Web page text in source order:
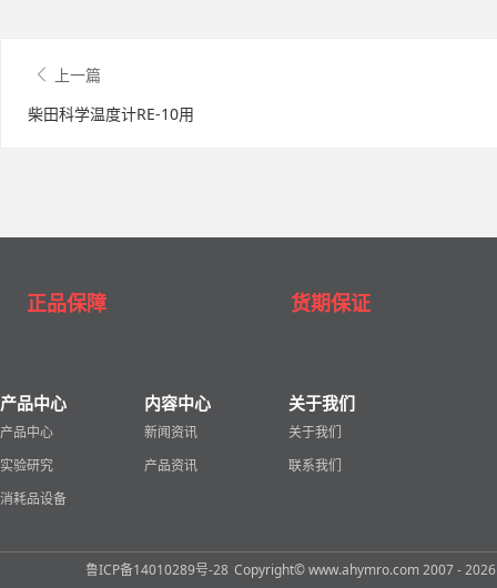
上一篇
柴田科学温度计RE-10用
正品保障 货期保证
产品中心
产品中心
实验研究
消耗品设备
内容中心
新闻资讯
产品资讯
关于我们
关于我们
联系我们
鲁ICP备14010289号-28 Copyright© www.ahymro.com 2007 - 2026